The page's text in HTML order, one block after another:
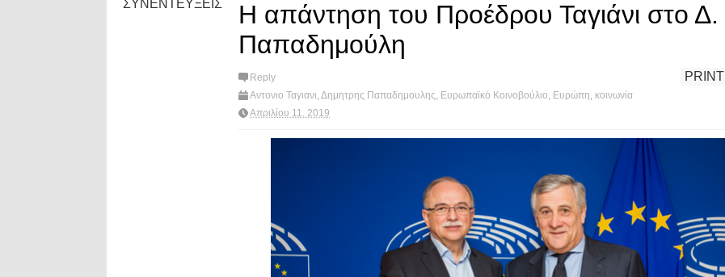
ΣΥΝΕΝΤΕΥΞΕΙΣ
Η απάντηση του Προέδρου Ταγιάνι στο Δ.
Παπαδημούλη
Reply
Αντονιο Ταγιανι Δημητρης Παπαδημουλης Ευρωπαϊκό Κοινοβούλιο Ευρώπη κοινωνία
Απριλίου 11, 2019
PRINT